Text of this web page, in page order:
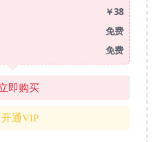
￥38
免费
免费
即购买
开通VIP